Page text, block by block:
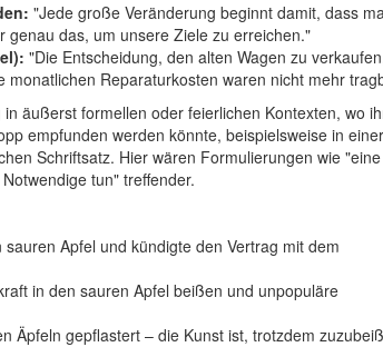
"Jede große Veränderung beginnt damit, dass
genau das, um unsere Ziele zu erreichen."
"Die Entscheidung, den alten Wagen zu
monatlichen Reparaturkosten waren nicht mehr
äußerst formellen oder feierlichen Kontexten, wo
empfunden werden könnte, beispielsweise in einer
Schriftsatz. Hier wären Formulierungen wie "eine
tun" treffender.
Apfel und kündigte den Vertrag mit dem
in den sauren Apfel beißen und unpopuläre
Äpfeln gepflastert – die Kunst ist, trotzdem